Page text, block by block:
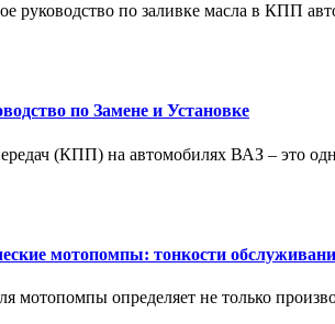
руководство по заливке масла в КПП
по Замене и Установке
(КПП) на автомобилях ВАЗ – это
мотопомпы: тонкости
мотопомпы определяет не только